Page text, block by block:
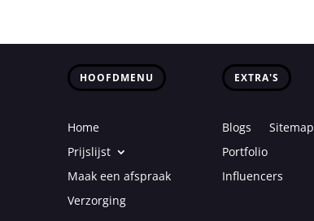
HOOFDMENU
Home
Prijslijst
Maak een afspraak
Verzorging
EXTRA'S
Blogs
Sitemap
Portfolio
Influencers